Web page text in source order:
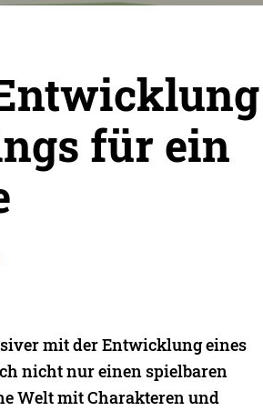
für ein
mit der Entwicklung eines
nicht nur einen spielbaren
Welt mit Charakteren und